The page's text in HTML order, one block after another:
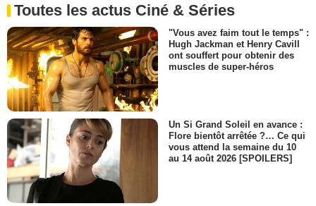
Toutes les actus Ciné & Séries
"Vous avez faim tout le temps" :
Hugh Jackman et Henry Cavill
ont souffert pour obtenir des
muscles de super-héros
Un Si Grand Soleil en avance :
Flore bientôt arrêtée ?… Ce qui
vous attend la semaine du 10
au 14 août 2026 [SPOILERS]